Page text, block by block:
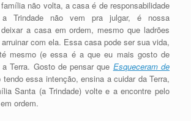
não volta, a casa é de responsabilidade
a Trindade não vem pra julgar, é nossa
deixar a casa em ordem, mesmo que ladrões
com ela. Essa casa pode ser sua vida,
mesmo (e essa é a que eu mais gosto de
Terra. Gosto de pensar que Esqueceram de
essa intenção, ensina a cuidar da Terra,
Santa (a Trindade) volte e a encontre pelo
ordem.